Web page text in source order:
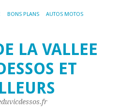
BONS PLANS AUTOS MOTOS
LA VALLEE
ET